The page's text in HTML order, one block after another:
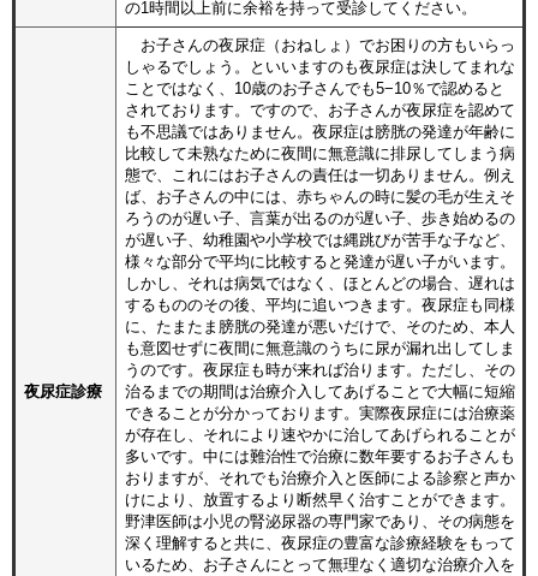
の1時間以上前に余裕を持って受診してください。
夜尿症診療
お子さんの夜尿症（おねしょ）でお困りの方もいらっ
しゃるでしょう。といいますのも夜尿症は決してまれな
ことではなく、10歳のお子さんでも5−10％で認めると
されております。ですので、お子さんが夜尿症を認めて
も不思議ではありません。夜尿症は膀胱の発達が年齢に
比較して未熟なために夜間に無意識に排尿してしまう病
態で、これにはお子さんの責任は一切ありません。例え
ば、お子さんの中には、赤ちゃんの時に髪の毛が生えそ
ろうのが遅い子、言葉が出るのが遅い子、歩き始めるの
が遅い子、幼稚園や小学校では縄跳びが苦手な子など、
様々な部分で平均に比較すると発達が遅い子がいます。
しかし、それは病気ではなく、ほとんどの場合、遅れは
するもののその後、平均に追いつきます。夜尿症も同様
に、たまたま膀胱の発達が悪いだけで、そのため、本人
も意図せずに夜間に無意識のうちに尿が漏れ出してしま
うのです。夜尿症も時が来れば治ります。ただし、その
治るまでの期間は治療介入してあげることで大幅に短縮
できることが分かっております。実際夜尿症には治療薬
が存在し、それにより速やかに治してあげられることが
多いです。中には難治性で治療に数年要するお子さんも
おりますが、それでも治療介入と医師による診察と声か
けにより、放置するより断然早く治すことができます。
野津医師は小児の腎泌尿器の専門家であり、その病態を
深く理解すると共に、夜尿症の豊富な診療経験をもって
いるため、お子さんにとって無理なく適切な治療介入を